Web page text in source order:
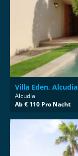
Villa Eden, Alcudia
Alcudia
Ab € 110 Pro Nacht